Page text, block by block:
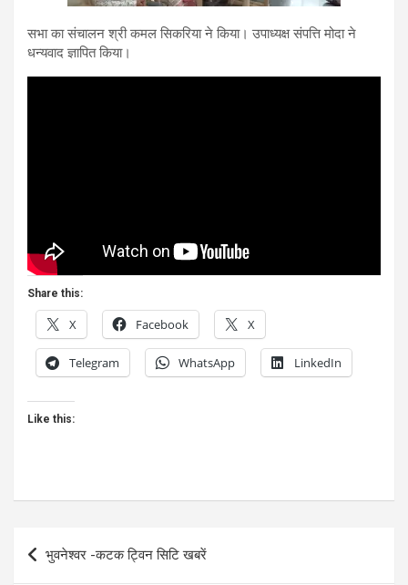
सभा का संचालन श्री कमल सिकरिया ने किया। उपाध्यक्ष संपत्ति मोदा ने
धन्यवाद ज्ञापित किया।
Share this:
X Facebook X
Telegram WhatsApp LinkedIn
Like this:
Post
navigation
भुवनेश्वर -कटक ट्विन सिटि खबरें